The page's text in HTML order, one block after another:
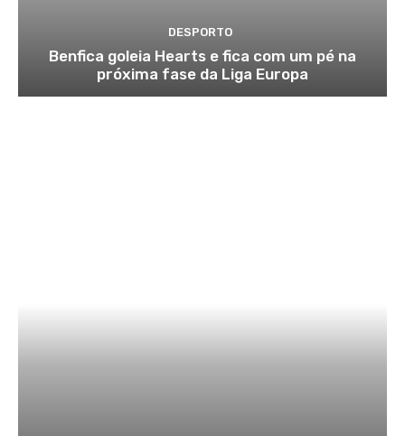
DESPORTO
Benfica goleia Hearts e fica com um pé na
próxima fase da Liga Europa